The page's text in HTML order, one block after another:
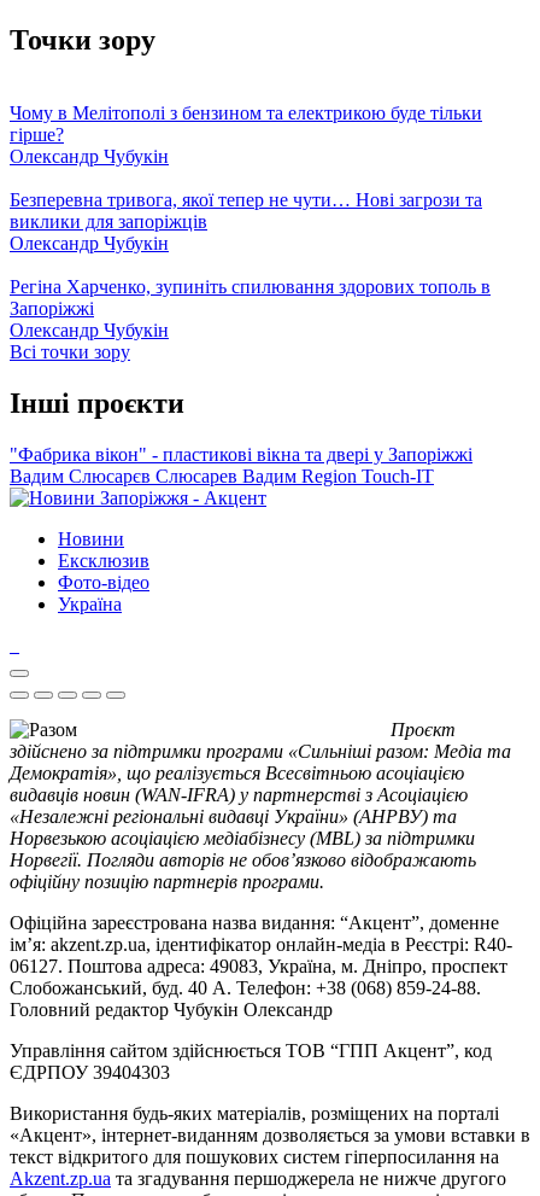
Точки зору
Чому в Мелітополі з бензином та електрикою буде тільки
гірше?
Олександр Чубукін
Безперевна тривога, якої тепер не чути… Нові загрози та
виклики для запоріжців
Олександр Чубукін
Регіна Харченко, зупиніть спилювання здорових тополь в
Запоріжжі
Олександр Чубукін
Всі точки зору
Інші проєкти
"Фабрика вікон" - пластикові вікна та двері у Запоріжжі
Вадим Слюсарєв Слюсарев Вадим Region Touch-IT
Новини
Ексклюзив
Фото-відео
Україна
Проєкт
здійснено за підтримки програми «Сильніші разом: Медіа та
Демократія», що реалізується Всесвітньою асоціацією
видавців новин (WAN-IFRA) у партнерстві з Асоціацією
«Незалежні регіональні видавці України» (АНРВУ) та
Норвезькою асоціацією медіабізнесу (MBL) за підтримки
Норвегії. Погляди авторів не обов’язково відображають
офіційну позицію партнерів програми.
Офіційна зареєстрована назва видання: “Акцент”, доменне
ім’я: akzent.zp.ua, ідентифікатор онлайн-медіа в Реєстрі: R40-
06127. Поштова адреса: 49083, Україна, м. Дніпро, проспект
Слобожанський, буд. 40 А. Телефон: +38 (068) 859-24-88.
Головний редактор Чубукін Олександр
Управління сайтом здійснюється ТОВ “ГПП Акцент”, код
ЄДРПОУ 39404303
Використання будь-яких матеріалів, розміщених на порталі
«Акцент», інтернет-виданням дозволяється за умови вставки в
текст відкритого для пошукових систем гіперпосилання на
Akzent.zp.ua та згадування першоджерела не нижче другого